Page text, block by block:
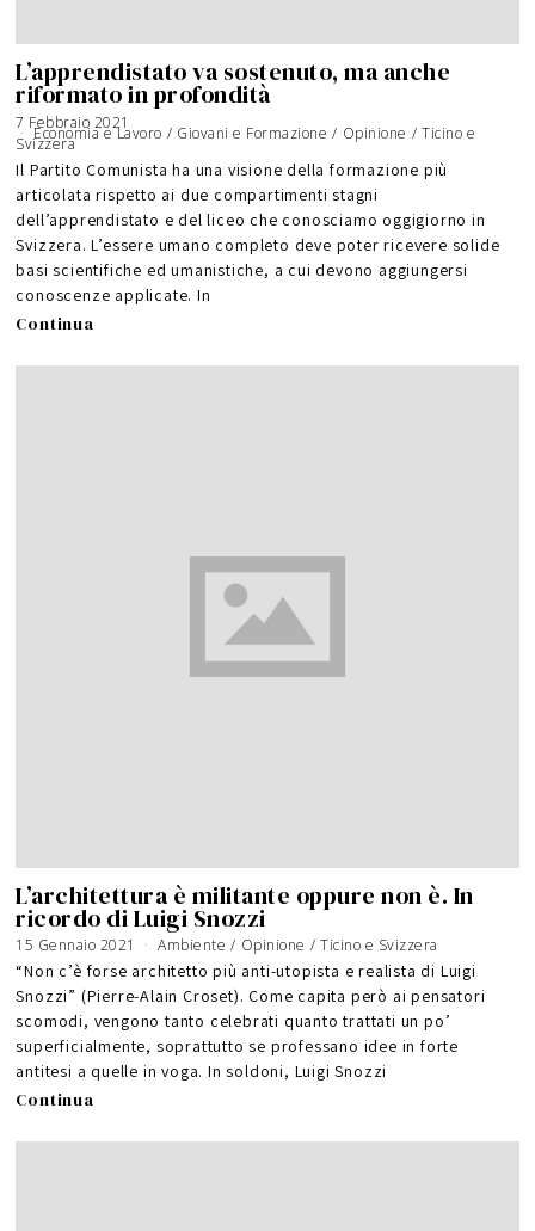
L’apprendistato va sostenuto, ma anche
riformato in profondità
7 Febbraio 2021
Economia e Lavoro / Giovani e Formazione / Opinione / Ticino e
Svizzera
Il Partito Comunista ha una visione della formazione più
articolata rispetto ai due compartimenti stagni
dell’apprendistato e del liceo che conosciamo oggigiorno in
Svizzera. L’essere umano completo deve poter ricevere solide
basi scientifiche ed umanistiche, a cui devono aggiungersi
conoscenze applicate. In
Continua
L’architettura è militante oppure non è. In
ricordo di Luigi Snozzi
15 Gennaio 2021 Ambiente / Opinione / Ticino e Svizzera
“Non c’è forse architetto più anti-utopista e realista di Luigi
Snozzi” (Pierre-Alain Croset). Come capita però ai pensatori
scomodi, vengono tanto celebrati quanto trattati un po’
superficialmente, soprattutto se professano idee in forte
antitesi a quelle in voga. In soldoni, Luigi Snozzi
Continua